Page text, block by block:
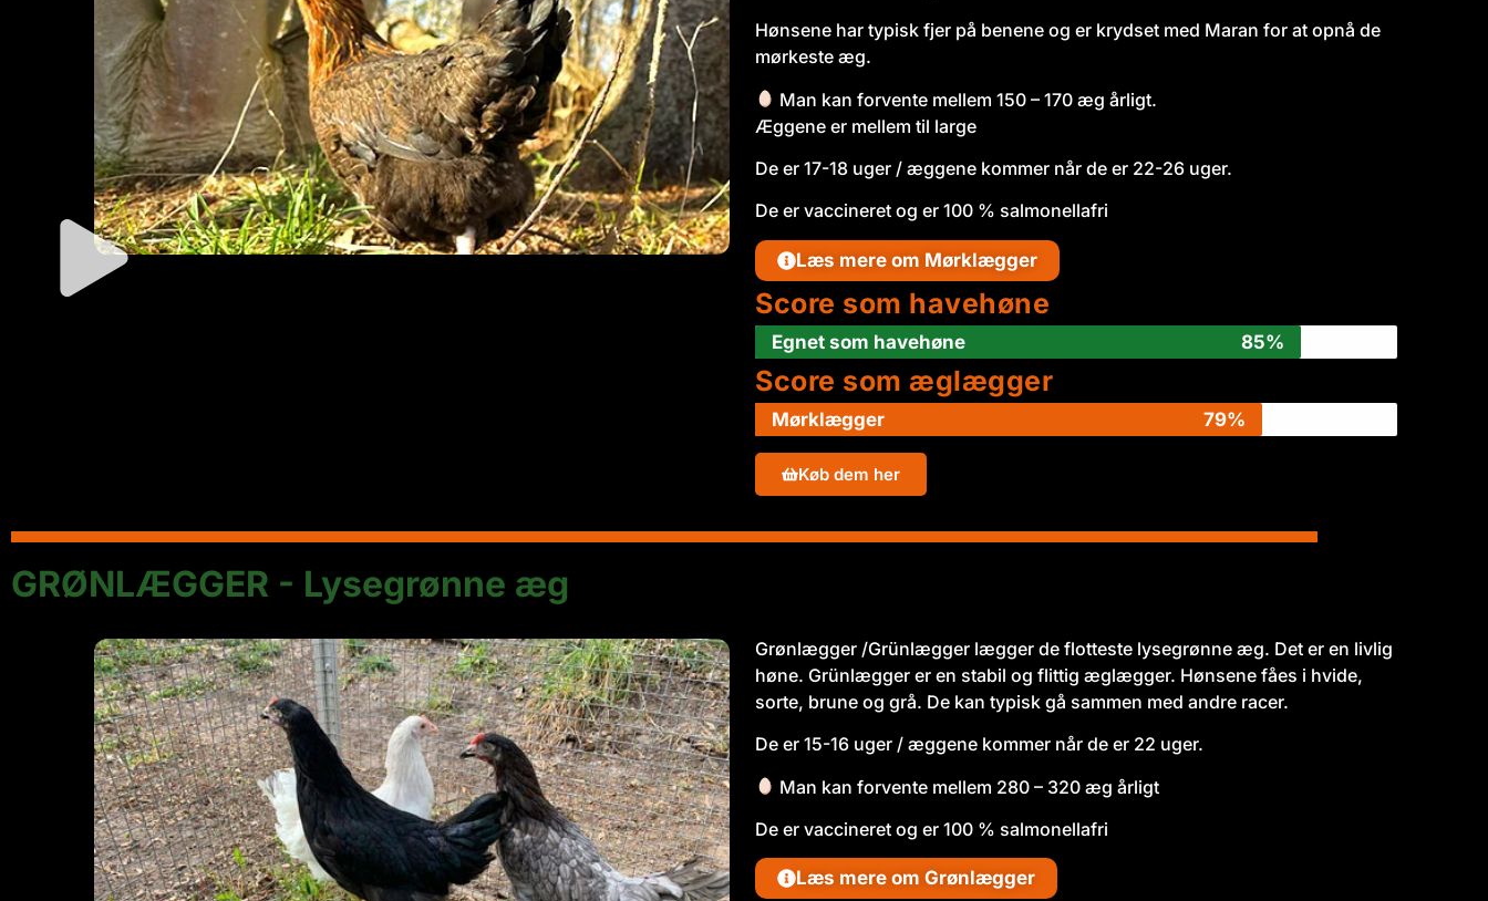
Hønsene har typisk fjer på benene og er krydset med Maran for at opnå de
mørkeste æg.
Man kan forvente mellem 150 – 170 æg årligt.
Æggene er mellem til large
De er 17-18 uger / æggene kommer når de er 22-26 uger.
De er vaccineret og er 100 % salmonellafri
Læs mere om Mørklægger
Score som havehøne
Egnet som havehøne 85%
Score som æglægger
Mørklægger 79%
Køb dem her
GRØNLÆGGER - Lysegrønne æg
Grønlægger /Grünlægger lægger de flotteste lysegrønne æg. Det er en livlig
høne. Grünlægger er en stabil og flittig æglægger. Hønsene fåes i hvide,
sorte, brune og grå. De kan typisk gå sammen med andre racer.
De er 15-16 uger / æggene kommer når de er 22 uger.
Man kan forvente mellem 280 – 320 æg årligt
De er vaccineret og er 100 % salmonellafri
Læs mere om Grønlægger